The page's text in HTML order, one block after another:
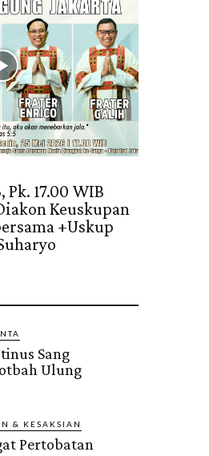
Pk. 17.00 WIB
Keuskupan
+Uskup
Sang
Ulung
& KESAKSIAN
Pertobatan